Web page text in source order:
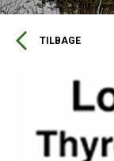
TILBAGE